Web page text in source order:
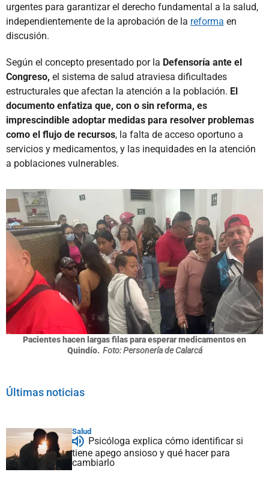
urgentes para garantizar el derecho fundamental a la salud,
independientemente de la aprobación de la reforma en
discusión.
Según el concepto presentado por la Defensoría ante el
Congreso, el sistema de salud atraviesa dificultades
estructurales que afectan la atención a la población. El
documento enfatiza que, con o sin reforma, es
imprescindible adoptar medidas para resolver problemas
como el flujo de recursos, la falta de acceso oportuno a
servicios y medicamentos, y las inequidades en la atención
a poblaciones vulnerables.
Pacientes hacen largas filas para esperar medicamentos en
Quindío. Foto: Personería de Calarcá
Últimas noticias
Salud
Psicóloga explica cómo identificar si
tiene apego ansioso y qué hacer para
cambiarlo